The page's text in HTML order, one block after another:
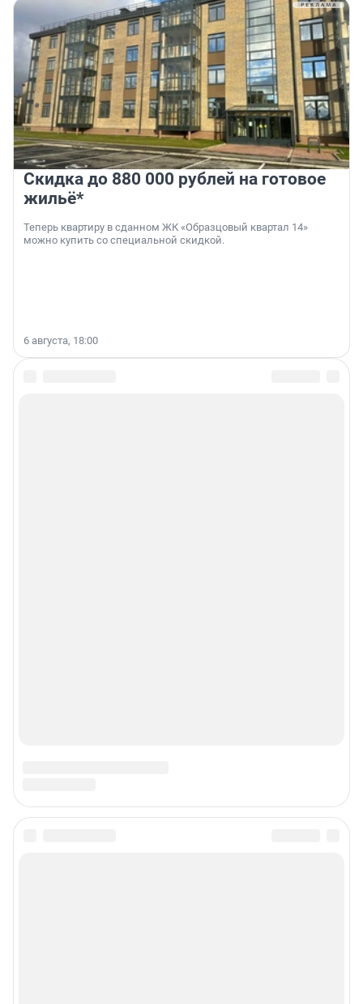
Скидка до 880 000 рублей на готовое
жильё*
Теперь квартиру в сданном ЖК «Образцовый квартал 14»
можно купить со специальной скидкой.
6 августа, 18:00